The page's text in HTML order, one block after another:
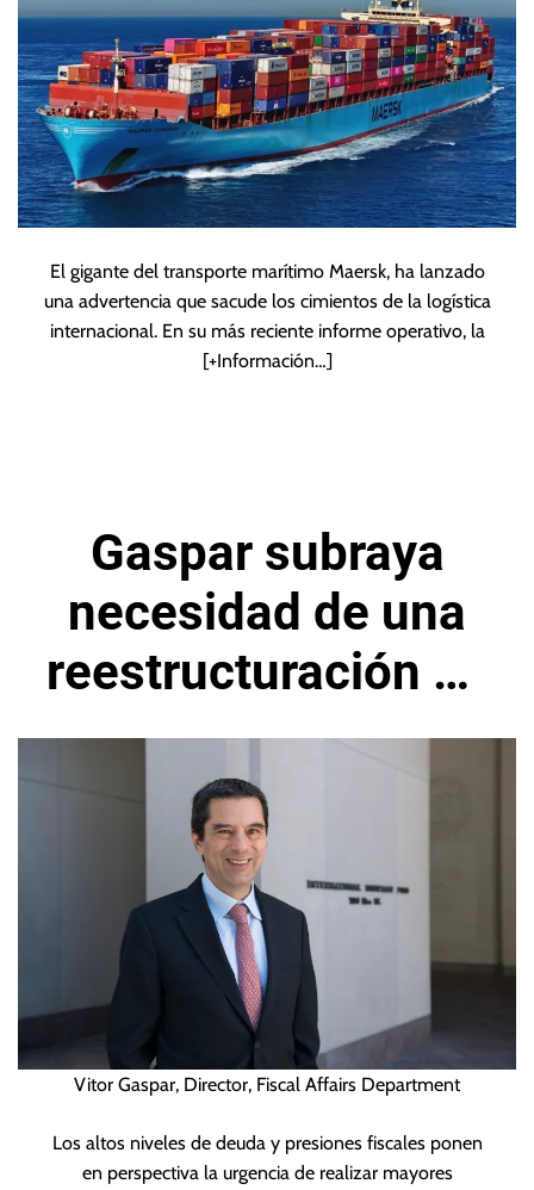
El gigante del transporte marítimo Maersk, ha lanzado
una advertencia que sacude los cimientos de la logística
internacional. En su más reciente informe operativo, la
[+Información…]
Gaspar subraya
necesidad de una
reestructuración de
deuda en países
pobres
Vitor Gaspar, Director, Fiscal Affairs Department
Los altos niveles de deuda y presiones fiscales ponen
en perspectiva la urgencia de realizar mayores